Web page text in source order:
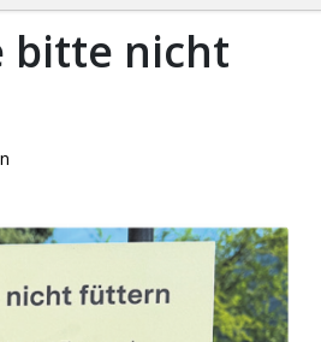
bitte nicht